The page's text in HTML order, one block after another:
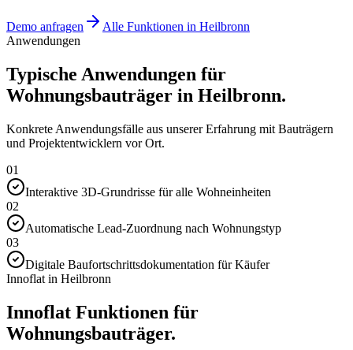
Demo anfragen
Alle Funktionen in Heilbronn
Anwendungen
Typische Anwendungen für
Wohnungsbauträger in Heilbronn.
Konkrete Anwendungsfälle aus unserer Erfahrung mit Bauträgern
und Projektentwicklern vor Ort.
01
Interaktive 3D-Grundrisse für alle Wohneinheiten
02
Automatische Lead-Zuordnung nach Wohnungstyp
03
Digitale Baufortschrittsdokumentation für Käufer
Innoflat in Heilbronn
Innoflat Funktionen für
Wohnungsbauträger.